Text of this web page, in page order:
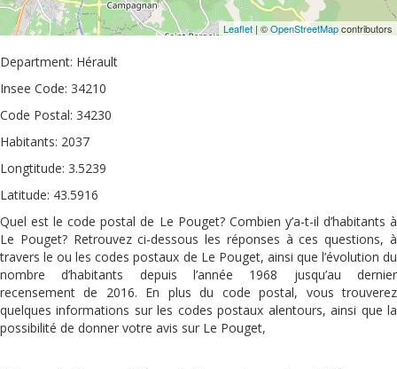
Leaflet | ©OpenStreetMapcontributors
Department: Hérault
Insee Code: 34210
Code Postal: 34230
Habitants: 2037
Longtitude: 3.5239
Latitude: 43.5916
Quel est le code postal de Le Pouget? Combien y’a-t-il d’habitants à
Le Pouget? Retrouvez ci-dessous les réponses à ces questions, à
travers le ou les codes postaux de Le Pouget, ainsi que l’évolution du
nombre d’habitants depuis l’année 1968 jusqu’au dernier
recensement de 2016. En plus du code postal, vous trouverez
quelques informations sur les codes postaux alentours, ainsi que la
possibilité de donner votre avis sur Le Pouget,